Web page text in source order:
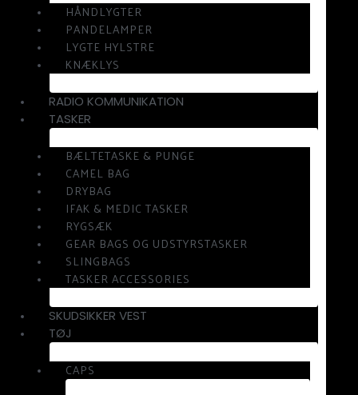
HÅNDLYGTER
PANDELAMPER
LYGTE HYLSTRE
KNÆKLYS
RADIO KOMMUNIKATION
TASKER
BÆLTETASKE & PUNGE
CAMEL BAG
DRYBAG
IFAK & MEDIC TASKER
RYGSÆK
GEAR BAGS OG UDSTYRSTASKER
SLINGBAGS
TASKER ACCESSORIES
SKUDSIKKER VEST
TØJ
CAPS